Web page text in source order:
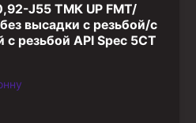
(БРС)
J55 ТМК UP FMT/
высадки с резьбой/с
резьбой API Spec 5CT